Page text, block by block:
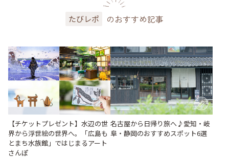
たびレポ のおすすめ記事
【チケットプレゼント】水辺の世
界から浮世絵の世界へ。「広島も
とまち水族館」ではじまるアート
さんぽ
名古屋から日帰り旅へ♪愛知・岐
阜・静岡のおすすめスポット6選